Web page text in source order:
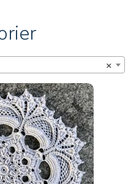
×